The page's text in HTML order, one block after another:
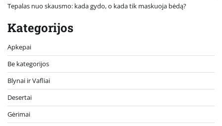
Tepalas nuo skausmo: kada gydo, o kada tik maskuoja bėdą?
Kategorijos
Apkepai
Be kategorijos
Blynai ir Vafliai
Desertai
Gėrimai